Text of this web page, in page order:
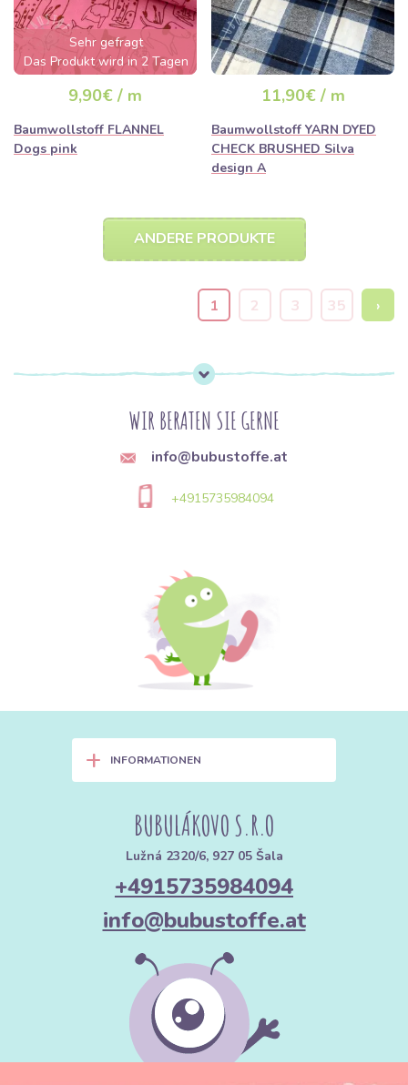
Sehr gefragt
Das Produkt wird in 2 Tagen
ausverkauft sein
9,90€ / m
Baumwollstoff FLANNEL
Dogs pink
11,90€ / m
Baumwollstoff YARN DYED
CHECK BRUSHED Silva
design A
ANDERE PRODUKTE
1 2 3 35 ›
WIR BERATEN SIE GERNE
info@bubustoffe.at
+4915735984094
+ INFORMATIONEN
BUBULÁKOVO S.R.O
Lužná 2320/6, 927 05 Šala
+4915735984094
info@bubustoffe.at